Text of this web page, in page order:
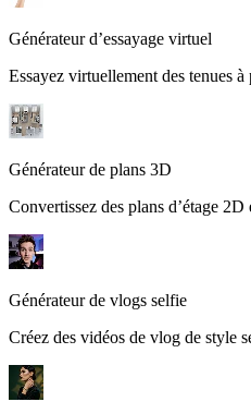
Générateur d’essayage virtuel
Essayez virtuellement des tenues
Générateur de plans 3D
Convertissez des plans d’étage 2D
Générateur de vlogs selfie
Créez des vidéos de vlog de style